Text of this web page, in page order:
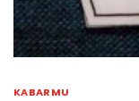
KABARMU